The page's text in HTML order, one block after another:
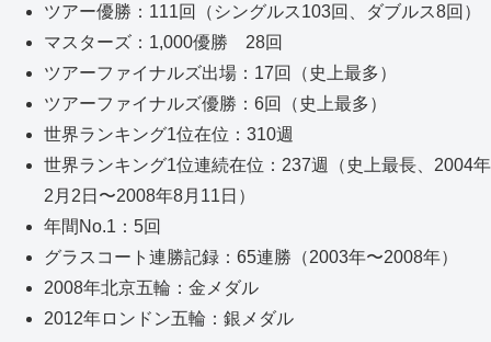
ツアー優勝：111回（シングルス103回、ダブルス8回）
マスターズ：1,000優勝 28回
ツアーファイナルズ出場：17回（史上最多）
ツアーファイナルズ優勝：6回（史上最多）
世界ランキング1位在位：310週
世界ランキング1位連続在位：237週（史上最長、2004年
2月2日〜2008年8月11日）
年間No.1：5回
グラスコート連勝記録：65連勝（2003年〜2008年）
2008年北京五輪：金メダル
2012年ロンドン五輪：銀メダル